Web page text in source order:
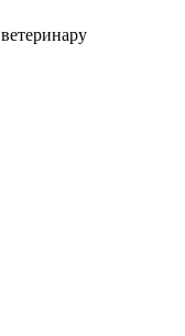
ветеринару